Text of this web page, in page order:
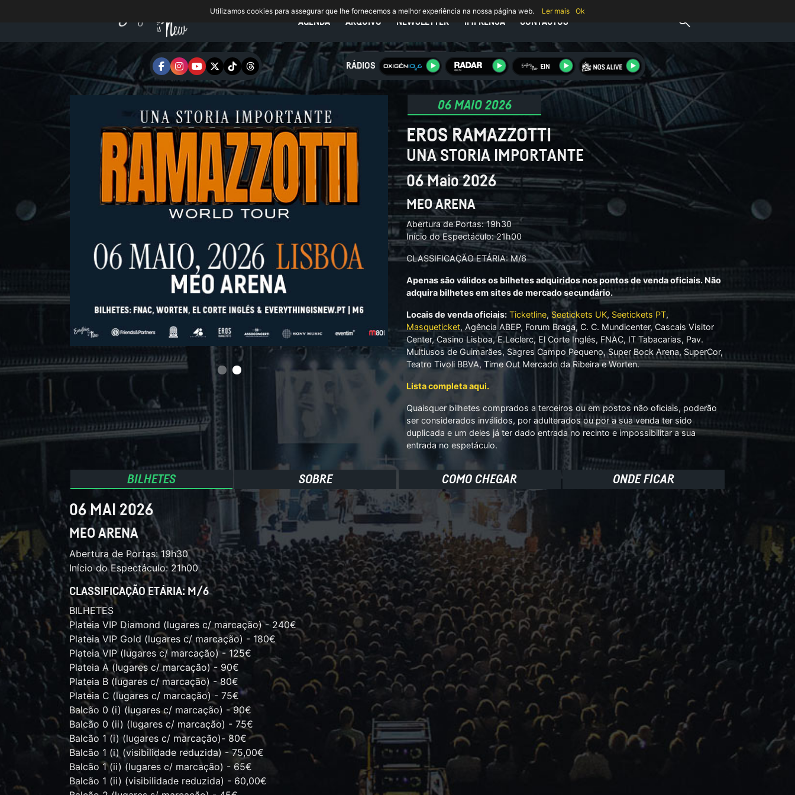
AGENDA ARQUIVO NEWSLETTER IMPRENSA CONTACTOS
RÁDIOS
06 MAIO 2026
EROS RAMAZZOTTI
UNA STORIA IMPORTANTE
06 Maio 2026
MEO ARENA
Abertura de Portas: 19h30
Início do Espectáculo: 21h00
CLASSIFICAÇÃO ETÁRIA: M/6
Apenas são válidos os bilhetes adquiridos nos pontos de venda oficiais. Não
adquira bilhetes em sites de mercado secundário.
Locais de venda oficiais: Ticketline, Seetickets UK, Seetickets PT,
Masqueticket, Agência ABEP, Forum Braga, C. C. Mundicenter, Cascais Visitor
Center, Casino Lisboa, E.Leclerc, El Corte Inglés, FNAC, IT Tabacarias, Pav.
Multiusos de Guimarães, Sagres Campo Pequeno, Super Bock Arena, SuperCor,
Teatro Tivoli BBVA, Time Out Mercado da Ribeira e Worten.
Lista completa aqui.
Quaisquer bilhetes comprados a terceiros ou em postos não oficiais, poderão
ser considerados inválidos, por adulterados ou por a sua venda ter sido
duplicada e um deles já ter dado entrada no recinto e impossibilitar a sua
entrada no espetáculo.
BILHETES SOBRE COMO CHEGAR ONDE FICAR
06 MAI 2026
MEO ARENA
Abertura de Portas: 19h30
Início do Espectáculo: 21h00
CLASSIFICAÇÃO ETÁRIA: M/6
BILHETES
Plateia VIP Diamond (lugares c/ marcação) - 240€
Plateia VIP Gold (lugares c/ marcação) - 180€
Plateia VIP (lugares c/ marcação) - 125€
Plateia A (lugares c/ marcação) - 90€
Plateia B (lugares c/ marcação) - 80€
Plateia C (lugares c/ marcação) - 75€
Balcão 0 (i) (lugares c/ marcação) - 90€
Balcão 0 (ii) (lugares c/ marcação) - 75€
Balcão 1 (i) (lugares c/ marcação)- 80€
Balcão 1 (i) (visibilidade reduzida) - 75,00€
Balcão 1 (ii) (lugares c/ marcação) - 65€
Balcão 1 (ii) (visibilidade reduzida) - 60,00€
Utilizamos cookies para assegurar que lhe fornecemos a melhor experiência na nossa página web. Ler mais Ok